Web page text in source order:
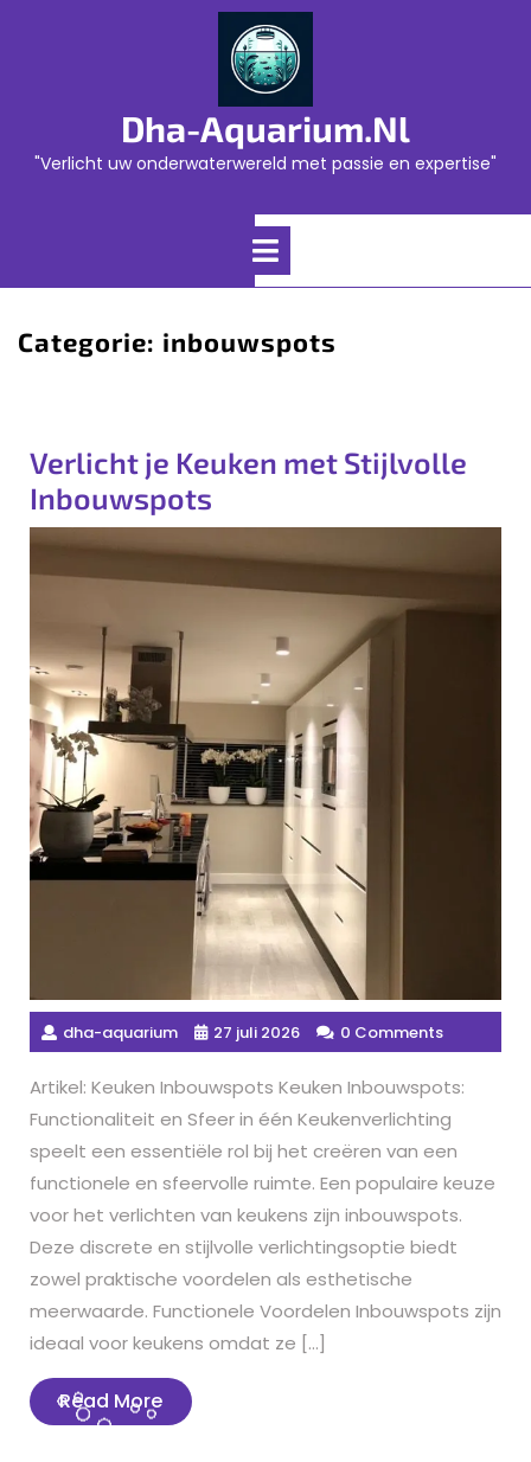
Dha-Aquarium.nl
"Verlicht uw onderwaterwereld met passie en expertise"
Open
Categorie: inbouwspots
Verlicht je Keuken met Stijlvolle
Inbouwspots
dha-aquarium 27 juli 2026 0 Comments
Artikel: Keuken Inbouwspots Keuken Inbouwspots:
Functionaliteit en Sfeer in één Keukenverlichting
speelt een essentiële rol bij het creëren van een
functionele en sfeervolle ruimte. Een populaire keuze
voor het verlichten van keukens zijn inbouwspots.
Deze discrete en stijlvolle verlichtingsoptie biedt
zowel praktische voordelen als esthetische
meerwaarde. Functionele Voordelen Inbouwspots zijn
ideaal voor keukens omdat ze […]
Read MoreRead
More